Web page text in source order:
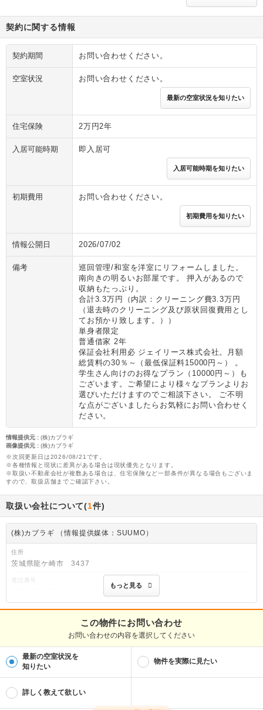
契約に関する情報
契約期間 お問い合わせください。
空室状況 お問い合わせください。
最新の空室状況を知りたい
住宅保険 2万円2年
入居可能時期 即入居可
入居可能時期を知りたい
初期費用 お問い合わせください。
初期費用を知りたい
情報公開日 2026/07/02
備考
巡回管理/和室を洋室にリフォームしました。
南向きの明るいお部屋です。 押入があるので
収納もたっぷり。
合計3.3万円（内訳：クリーニング費3.3万円
（退去時のクリーニング及び原状回復費用とし
てお預かり致します。））
単身者限定
普通借家 2年
保証会社利用必 ジェイリース株式会社。月額
総賃料の30％～（最低保証料15000円～） 。
学生さん向けのお得なプラン（10000円～）も
ございます。ご希望により様々なプランよりお
選びいただけますのでご相談下さい。 ご不明
な点がございましたらお気軽にお問い合わせく
ださい。
情報提供元 : (株)カブラギ
画像提供元 : (株)カブラギ
※次回更新日は2026/08/21です。
※各種情報と現状に差異がある場合は現状優先となります。
※取扱い不動産会社が複数ある場合は、住宅保険など一部条件が異なる場合もございま
すので、取扱店舗までご確認下さい。
取扱い会社について(1件)
(株)カブラギ （情報提供媒体：SUUMO）
住所
茨城県龍ケ崎市 3437
電話番号
免許番号
茨城県知事(4)第6431号
仲介
物件管理番号
100336514116
※お問い合わせの際には、担当者へ物件管理番号をお伝えください。
もっと見る
この物件にお問い合わせ
お問い合わせの内容を選択してください
最新の空室状況を
知りたい
物件を実際に見たい
詳しく教えて欲しい